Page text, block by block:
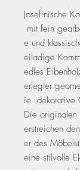
Josefinische
mit fein
e und
eiladige
edles
erlegter
ie dekorative
Die originalen
erstreichen
er des
eine stilvolle